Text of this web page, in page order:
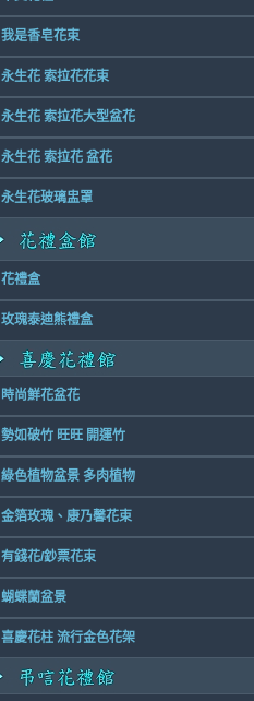
我是香皂花束
永生花 索拉花花束
永生花 索拉花大型盆花
永生花 索拉花 盆花
永生花玻璃盅罩
花禮盒
玫瑰泰迪熊禮盒
時尚鮮花盆花
勢如破竹 旺旺 開運竹
綠色植物盆景 多肉植物
金箔玫瑰、康乃馨花束
有錢花/鈔票花束
蝴蝶蘭盆景
喜慶花柱 流行金色花架